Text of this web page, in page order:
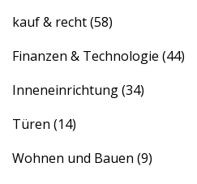
kauf & recht(58)
Finanzen & Technologie (44)
Inneneinrichtung(34)
Türen (14)
Wohnen und Bauen (9)